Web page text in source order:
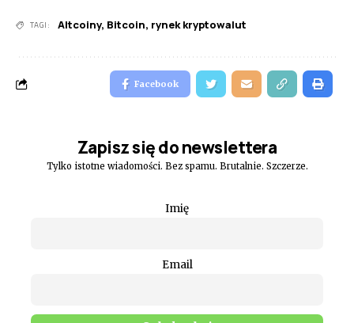
TAGI: Altcoiny, Bitcoin, rynek kryptowalut
Facebook
Zapisz się do newslettera
Tylko istotne wiadomości. Bez spamu. Brutalnie. Szczerze.
Imię
Email